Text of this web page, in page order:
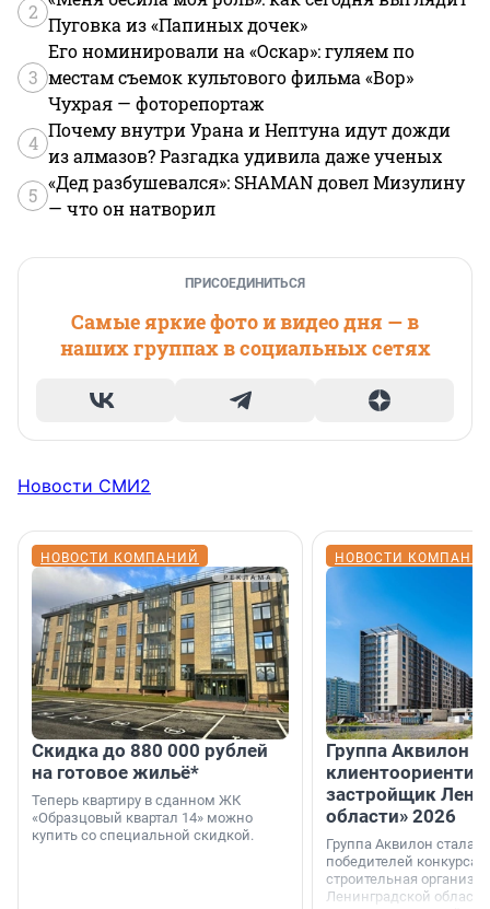
2
Пуговка из «Папиных дочек»
3
Его номинировали на «Оскар»: гуляем по
местам съемок культового фильма «Вор»
Чухрая — фоторепортаж
4
Почему внутри Урана и Нептуна идут дожди
из алмазов? Разгадка удивила даже ученых
5
«Дед разбушевался»: SHAMAN довел Мизулину
— что он натворил
ПРИСОЕДИНИТЬСЯ
Самые яркие фото и видео дня — в
наших группах в социальных сетях
Новости СМИ2
НОВОСТИ КОМПАНИЙ
Скидка до 880 000 рублей
на готовое жильё*
Теперь квартиру в сданном ЖК
«Образцовый квартал 14» можно
купить со специальной скидкой.
НОВОСТИ
Группа Аквилон
застройщик
области» 2026
Группа Аквилон стала
победителей конкурса
строительная
Ленинградской области